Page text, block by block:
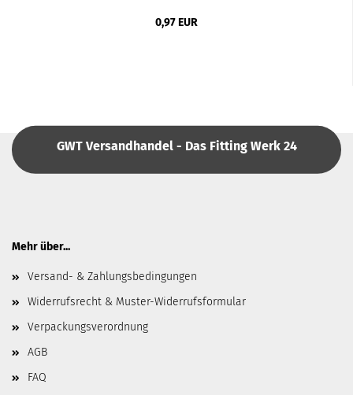
0,97 EUR
GWT Versandhandel - Das Fitting Werk 24
Mehr über...
Versand- & Zahlungsbedingungen
Widerrufsrecht & Muster-Widerrufsformular
Verpackungsverordnung
AGB
FAQ